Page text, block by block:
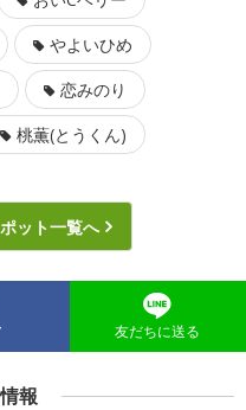
やよいひめ
恋みのり
桃薫(とうくん)
ット一覧へ
友だちに送る
報